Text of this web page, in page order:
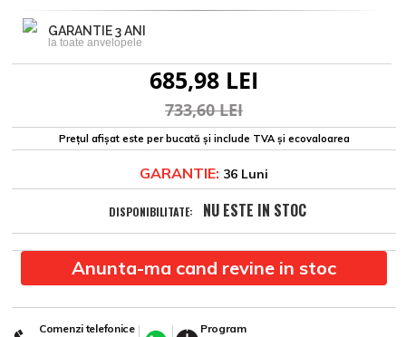
GARANTIE 3 ANI
la toate anvelopele
685,98 LEI
733,60 LEI
Prețul afișat este per bucată și include TVA și ecovaloarea
GARANTIE: 36 Luni
DISPONIBILITATE: NU ESTE IN STOC
Anunta-ma cand revine in stoc
Comenzi telefonice Program